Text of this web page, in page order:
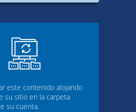
este contenido alojando
su sitio en la carpeta
su cuenta.